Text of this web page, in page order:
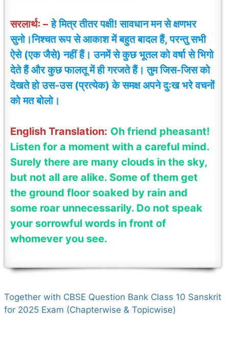
सरलार्थः – हे मित्र तीतर पक्षी! सावधान मन से क्षणभर
सुनो।निश्चत रूप से आकाश में बहुत बादल हैं, परन्तु सभी
ऐसे (एक जैसे) नहीं हैं। उनमें से कुछ भूतल को वर्षा से भिगो
देते हैं और कुछ फालतू में ही गरजते हैं। तुम जिस-जिस को
देखते हो उस-उस (प्रत्येक) के समक्ष अपने दुःख भरे वचनों
को मत बोलो।
English Translation: Oh friend pheasant!
Listen for a moment with a careful mind.
Surely there are many clouds in the sky,
but not all are alike. Some of them get
the ground floor soaked by rain and
some roar unnecessarily. Do not speak
your sorrowful words in front of
whomever you see.
Together with CBSE Question Bank Class 10 Sanskrit
for 2025 Exam (Chapterwise & Topicwise)